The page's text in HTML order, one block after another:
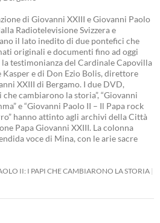
di Giovanni XXIII e Giovanni Paolo
Radiotelevisione Svizzera e
il lato inedito di due pontefici che
originali e documenti fino ad oggi
testimonianza del Cardinale Capovilla
e di Don Ezio Bolis, direttore
XXIII di Bergamo. I due DVD,
cambiarono la storia”, “Giovanni
e “Giovanni Paolo II – Il Papa rock
hanno attinto agli archivi della Città
Papa Giovanni XXIII. La colonna
voce di Mina, con le arie sacre
II: I PAPI CHE CAMBIARONO LA STORIA